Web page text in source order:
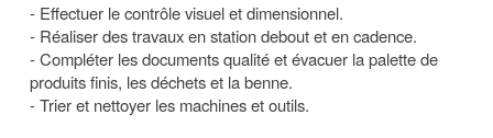
- Effectuer le contrôle visuel et dimensionnel.
- Réaliser des travaux en station debout et en cadence.
- Compléter les documents qualité et évacuer la palette de
produits finis, les déchets et la benne.
- Trier et nettoyer les machines et outils.